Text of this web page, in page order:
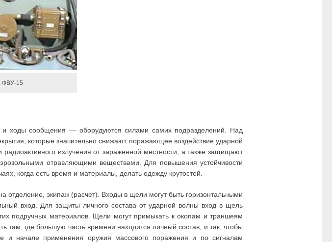
ФВУ-15
сообщения — оборудуются силами самих подразделений. Над
которые значительно снижают поражающее воздействие ударной
излучения от зараженной местности, а также защищают
отравляющими веществами. Для повышения устойчивости
когда есть время и материалы, делать одежду крутостей.
отделение, экипаж (расчет). Входы в щели могут быть горизонтальными
вход. Для защиты личного состава от ударной волны вход в щель
подручных материалов. Щели могут примыкать к окопам и траншеям
там, где большую часть времени находится личный состав, и так, чтобы
и начале применения оружия массового поражения и по сигналам